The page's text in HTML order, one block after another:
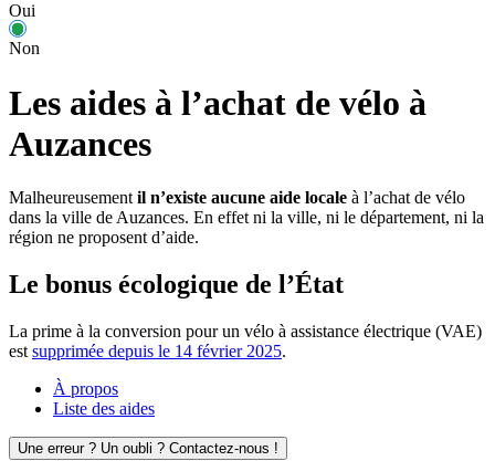
Oui
Non
Les aides à l’achat de vélo à
Auzances
Malheureusement il n’existe aucune aide locale à l’achat de vélo
dans la ville de Auzances. En effet ni la ville, ni le département, ni la
région ne proposent d’aide.
Le bonus écologique de l’État
La prime à la conversion pour un vélo à assistance électrique (VAE)
est supprimée depuis le 14 février 2025.
À propos
Liste des aides
Une erreur ? Un oubli ? Contactez-nous !